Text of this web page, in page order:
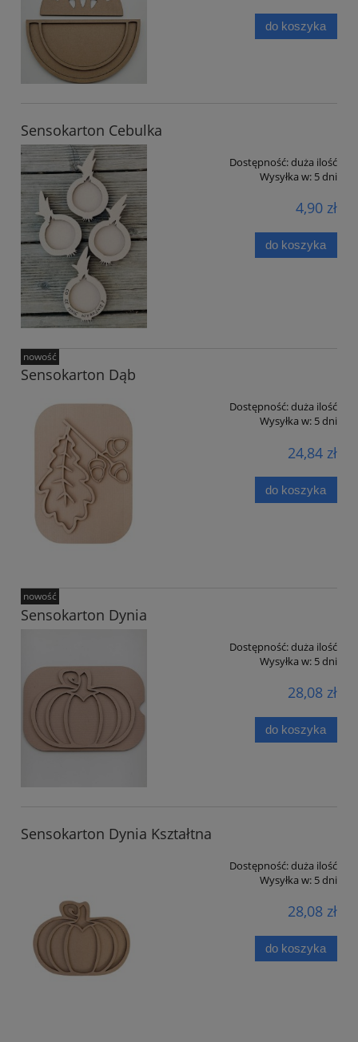
do koszyka
Sensokarton Cebulka
Dostępność:duża ilość
Wysyłka w: 5 dni
4,90 zł
do koszyka
Sensokarton Dąb
Dostępność:duża ilość
Wysyłka w: 5 dni
24,84 zł
do koszyka
nowość
Sensokarton Dynia
Dostępność:duża ilość
Wysyłka w: 5 dni
28,08 zł
do koszyka
nowość
Sensokarton Dynia Kształtna
Dostępność:duża ilość
Wysyłka w: 5 dni
28,08 zł
do koszyka